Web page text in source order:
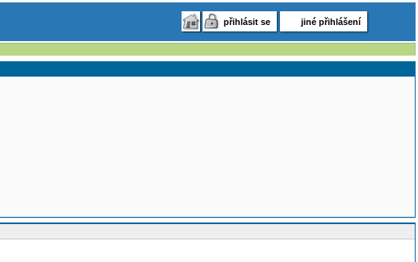
přihlásit se jiné přihlášení